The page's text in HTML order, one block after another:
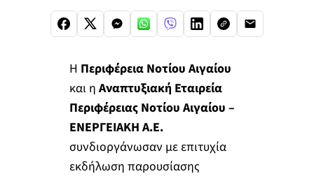
Η Περιφέρεια Νοτίου Αιγαίου
και η Αναπτυξιακή Εταιρεία
Περιφέρειας Νοτίου Αιγαίου –
ΕΝΕΡΓΕΙΑΚΗ Α.Ε.
συνδιοργάνωσαν με επιτυχία
εκδήλωση παρουσίασης